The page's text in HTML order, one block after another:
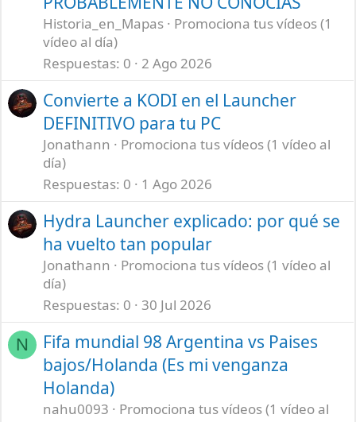
Historia_en_Mapas
Promociona tus vídeos (1
vídeo al día)
Respuestas 0 2 Ago 2026
Convierte a KODI en el Launcher
DEFINITIVO para tu PC
Jonathann
Promociona tus vídeos (1 vídeo al
día)
Respuestas 0 1 Ago 2026
Hydra Launcher explicado: por qué se
ha vuelto tan popular
Jonathann
Promociona tus vídeos (1 vídeo al
día)
Respuestas 0 30 Jul 2026
N
Fifa mundial 98 Argentina vs Paises
bajos/Holanda (Es mi venganza
Holanda)
nahu0093
Promociona tus vídeos (1 vídeo al